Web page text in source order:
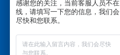
感谢您的关注，当前客服人员不在
线，请填写一下您的信息，我们会
尽快和您联系。